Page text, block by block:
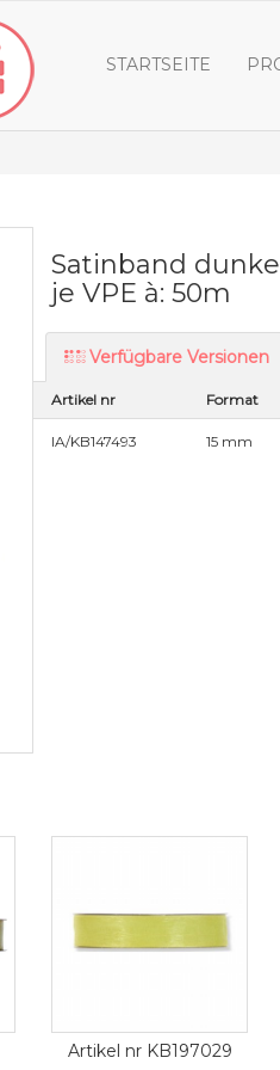
STARTSEITE
Satinband
je VPE à: 50m
Verfügbare Versionen
Artikel nr Format
IA/KB147493 15 mm
Artikel nr KB197029